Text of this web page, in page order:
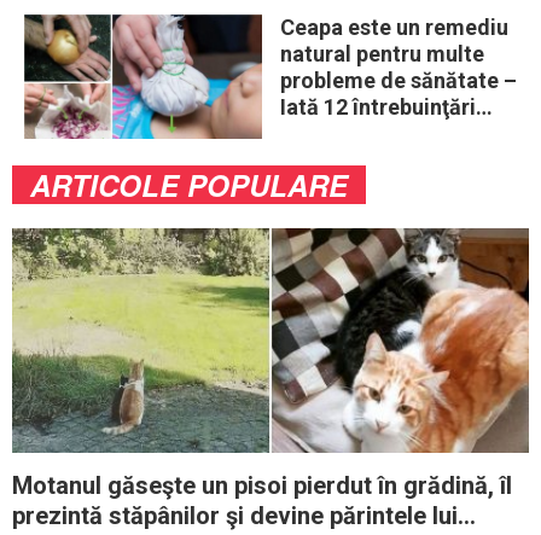
Ceapa este un remediu
natural pentru multe
probleme de sănătate –
Iată 12 întrebuinţări
ARTICOLE POPULARE
Motanul găseşte un pisoi pierdut în grădină, îl
prezintă stăpânilor şi devine părintele lui